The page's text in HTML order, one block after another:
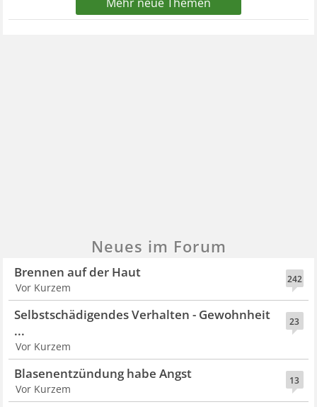
Neues im Forum
242
Brennen auf der Haut
Vor Kurzem
23
Selbstschädigendes Verhalten - Gewohnheit
...
Vor Kurzem
13
Blasenentzündung habe Angst
Vor Kurzem